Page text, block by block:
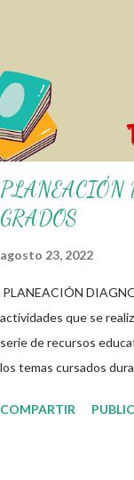
recordándoles que
didácticos e
PLANEACIÓN
GRADOS
agosto 23, 2022
PLANEACIÓN
actividades que se
serie de recursos
los temas cursados
su interés con el
COMPARTIR